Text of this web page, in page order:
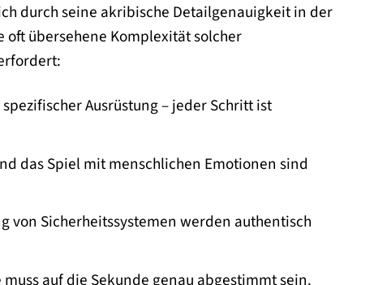
durch seine akribische Detailgenauigkeit in der
oft übersehene Komplexität solcher
Ausrüstung – jeder Schritt ist
das Spiel mit menschlichen Emotionen sind
von Sicherheitssystemen werden authentisch
auf die Sekunde genau abgestimmt sein.